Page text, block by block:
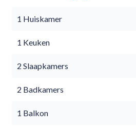
1 Huiskamer
1 Keuken
2 Slaapkamers
2 Badkamers
1 Balkon